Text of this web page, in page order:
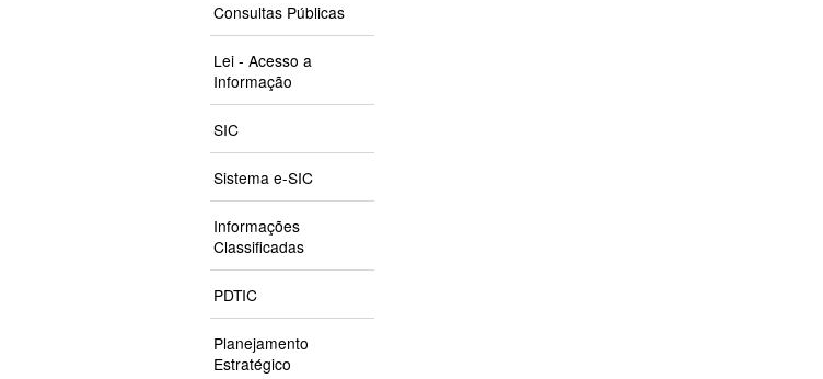
Consultas Públicas
Lei - Acesso a
Informação
SIC
Sistema e-SIC
Informações
Classificadas
PDTIC
Planejamento
Estratégico